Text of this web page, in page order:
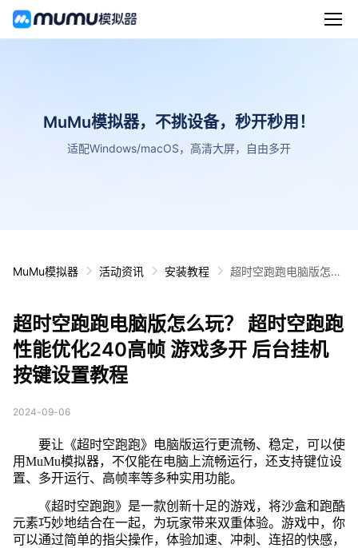
MuMu模拟器，不挑设备，秒开秒用！
适配Windows/macOS，高清大屏，自由多开
MuMu模拟器 活动资讯 安装教程
超时空跑跑电脑版怎么
后台挂机 按键设置教程
超时空跑跑电脑版怎么玩？ 超时空跑跑
性能优化240高帧 游戏多开 后台挂机
按键设置教程
2024-09-06
要让《超时空跑跑》电脑版运行更流畅、稳定，可以使
用MuMu模拟器，不仅能在电脑上流畅运行，还支持键位设
置、多开运行、高帧率等多种实用功能。
《超时空跑跑》是一款创新十足的游戏，将沙盒和跑酷
元素巧妙地结合在一起，为玩家带来双重体验。游戏中，你
可以通过简单的指尖操作，体验加速、冲刺、连招的快感，